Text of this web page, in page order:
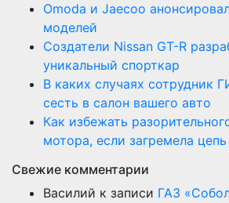
Оmoda и Jaecoo
моделей
Создатели Nissan GT-R
уникальный спорткар
В каких случаях сотрудник
сесть в салон вашего авто
Как избежать
мотора, если загремела
Свежие комментарии
Василий к записи ГАЗ